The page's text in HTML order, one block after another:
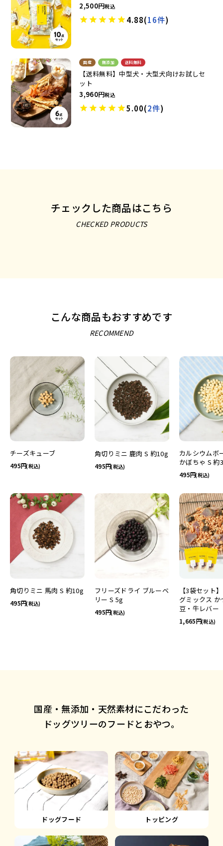
お試しセット
アウトレット
2,500
税込
4.88(16件)
国産 無添加 送料無料
【送料無料】中型犬・大型犬向けお試しセ
ット
3,960
税込
5.00(2件)
チェックした商品はこちら
CHECKED PRODUCTS
こんな商品もおすすめです
RECOMMEND
チーズキューブ
495 (税込)
角切りミニ 鹿肉 S 約10g
495 (税込)
カルシウムボ
かぼちゃ S 約
495 (税込)
角切りミニ 馬肉 S 約10g
495 (税込)
フリーズドライ ブルーベ
リー S 5g
495 (税込)
【3袋セット
グミックス
豆・牛レバー
1,665 (税込)
国産・無添加・天然素材にこだわった
ドッグツリーのフードとおやつ。
ドッグフード トッピング